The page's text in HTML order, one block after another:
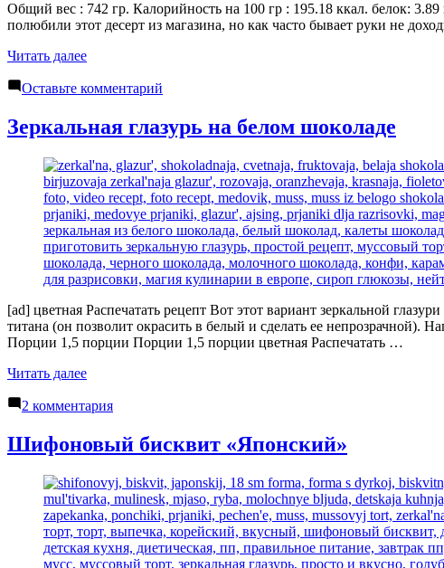
Общий вес : 742 гр. Калорийность на 100 гр : 195.18 ккал. белок:
полюбили этот десерт из магазина, но как часто бывает руки не
Читать далее«Крем-
Оставьте комментарий
Зеркальная глазурь на белом шоколаде
[ad] цветная Распечатать рецепт Вот этот вариант зеркальной
титана (он позволит окрасить в белый и сделать ее непрозрачной).
Порции 1,5 порции Порции 1,5 порции цветная Распечатать …
Читать далее«Зеркальная
на
шоколаде»
2 комментарияк
Зеркальная
глазурь
белом
шоколаде
Шифоновый бисквит «Японский»